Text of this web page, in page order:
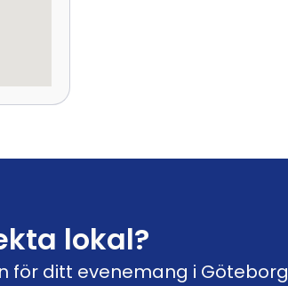
lokal?
för ditt evenemang i Göteborg